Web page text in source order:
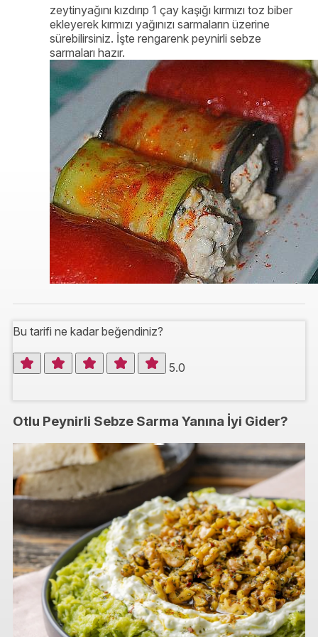
zeytinyağını kızdırıp 1 çay kaşığı kırmızı toz biber
ekleyerek kırmızı yağınızı sarmaların üzerine
sürebilirsiniz. İşte rengarenk peynirli sebze
sarmaları hazır.
Bu tarifi ne kadar beğendiniz?
5.0
Otlu Peynirli Sebze Sarma Yanına İyi Gider?